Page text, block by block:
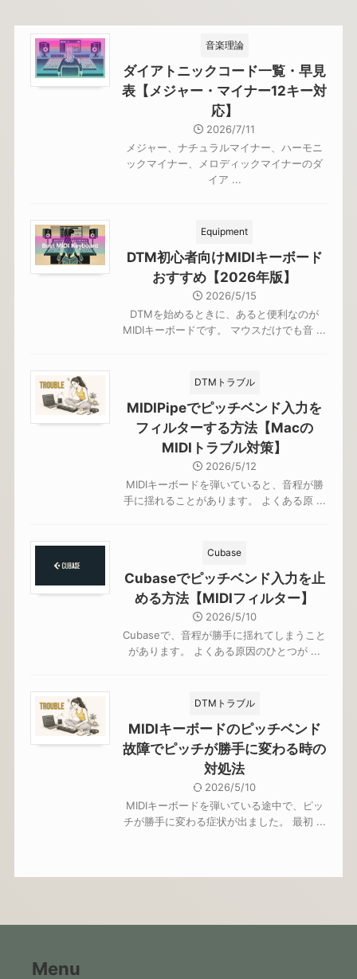
音楽理論
ダイアトニックコード一覧・早見
表【メジャー・マイナー12キー対
応】
2026/7/11
メジャー、ナチュラルマイナー、ハーモニ
ックマイナー、メロディックマイナーのダ
イア ...
Equipment
DTM初心者向けMIDIキーボード
おすすめ【2026年版】
2026/5/15
DTMを始めるときに、あると便利なのが
MIDIキーボードです。 マウスだけでも音 ...
DTMトラブル
MIDIPipeでピッチベンド入力を
フィルターする方法【Macの
MIDIトラブル対策】
2026/5/12
MIDIキーボードを弾いていると、音程が勝
手に揺れることがあります。 よくある原 ...
Cubase
Cubaseでピッチベンド入力を止
める方法【MIDIフィルター】
2026/5/10
Cubaseで、音程が勝手に揺れてしまうこと
があります。 よくある原因のひとつが ...
DTMトラブル
MIDIキーボードのピッチベンド
故障でピッチが勝手に変わる時の
対処法
2026/5/10
MIDIキーボードを弾いている途中で、ピッ
チが勝手に変わる症状が出ました。 最初 ...
Menu